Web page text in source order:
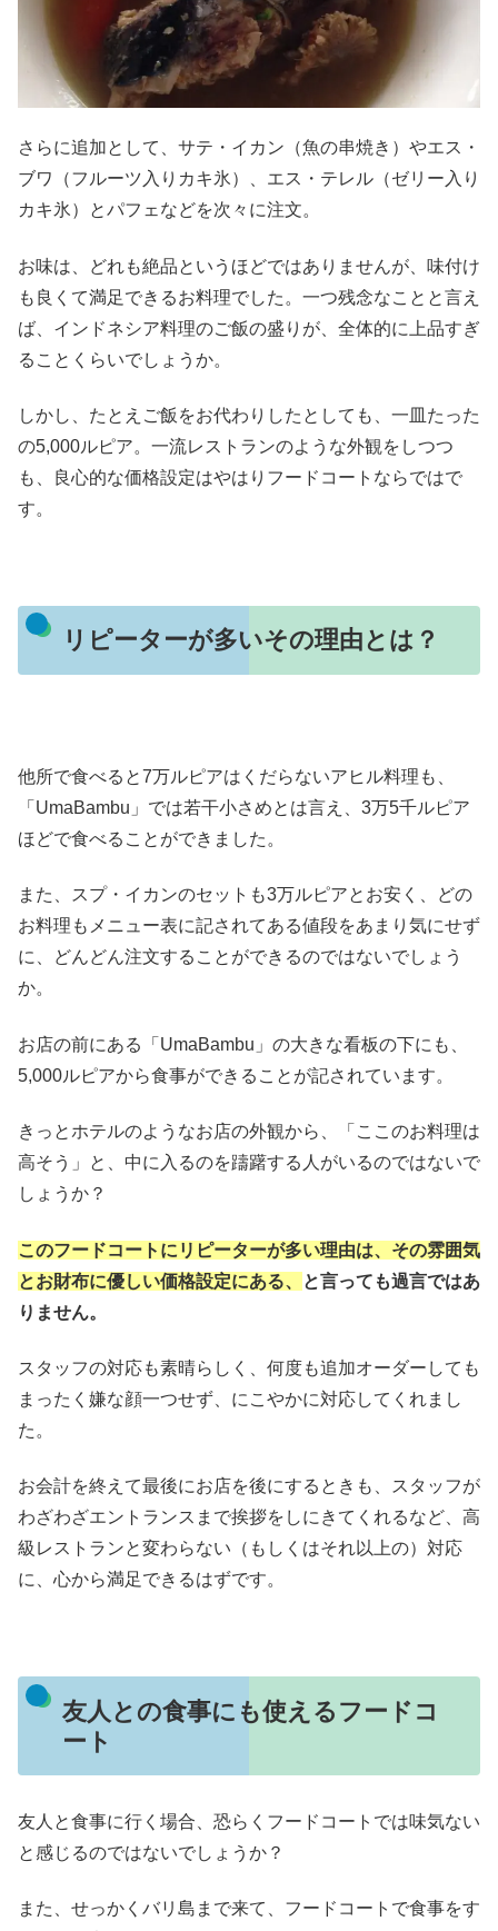
さらに追加として、サテ・イカン（魚の串焼き）やエス・
ブワ（フルーツ入りカキ氷）、エス・テレル（ゼリー入り
カキ氷）とパフェなどを次々に注文。
お味は、どれも絶品というほどではありませんが、味付け
も良くて満足できるお料理でした。一つ残念なことと言え
ば、インドネシア料理のご飯の盛りが、全体的に上品すぎ
ることくらいでしょうか。
しかし、たとえご飯をお代わりしたとしても、一皿たった
の5,000ルピア。一流レストランのような外観をしつつ
も、良心的な価格設定はやはりフードコートならではで
す。
リピーターが多いその理由とは？
他所で食べると7万ルピアはくだらないアヒル料理も、
「UmaBambu」では若干小さめとは言え、3万5千ルピア
ほどで食べることができました。
また、スプ・イカンのセットも3万ルピアとお安く、どの
お料理もメニュー表に記されてある値段をあまり気にせず
に、どんどん注文することができるのではないでしょう
か。
お店の前にある「UmaBambu」の大きな看板の下にも、
5,000ルピアから食事ができることが記されています。
きっとホテルのようなお店の外観から、「ここのお料理は
高そう」と、中に入るのを躊躇する人がいるのではないで
しょうか？
このフードコートにリピーターが多い理由は、その雰囲気
とお財布に優しい価格設定にある、
と言っても過言ではあ
りません。
スタッフの対応も素晴らしく、何度も追加オーダーしても
まったく嫌な顔一つせず、にこやかに対応してくれまし
た。
お会計を終えて最後にお店を後にするときも、スタッフが
わざわざエントランスまで挨拶をしにきてくれるなど、高
級レストランと変わらない（もしくはそれ以上の）対応
に、心から満足できるはずです。
友人との食事にも使えるフードコ
ート
友人と食事に行く場合、恐らくフードコートでは味気ない
と感じるのではないでしょうか？
また、せっかくバリ島まで来て、フードコートで食事をす